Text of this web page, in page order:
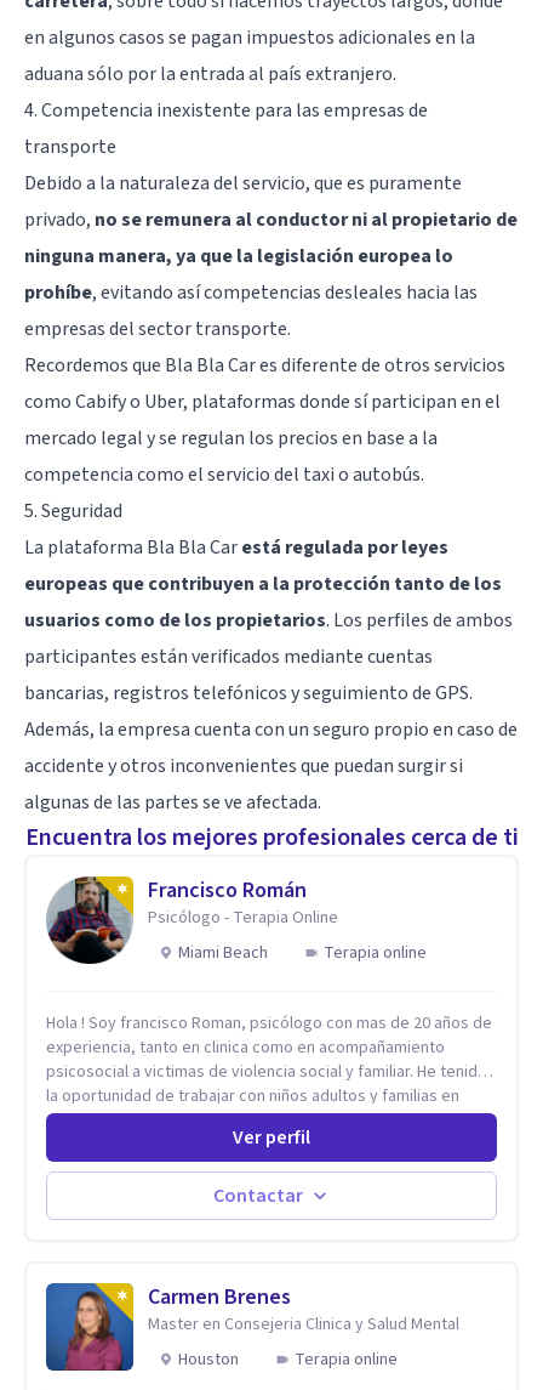
en algunos casos se pagan impuestos adicionales en la
aduana sólo por la entrada al país extranjero.
4. Competencia inexistente para las empresas de
transporte
Debido a la naturaleza del servicio, que es puramente
privado, no se remunera al conductor ni al propietario de
ninguna manera, ya que la legislación europea lo
prohíbe, evitando así competencias desleales hacia las
empresas del sector transporte.
Recordemos que Bla Bla Car es diferente de otros servicios
como Cabify o Uber, plataformas donde sí participan en el
mercado legal y se regulan los precios en base a la
competencia como el servicio del taxi o autobús.
5. Seguridad
La plataforma Bla Bla Carestá regulada por leyes
europeas que contribuyen a la protección tanto de los
usuarios como de los propietarios. Los perfiles de ambos
participantes están verificados mediante cuentas
bancarias, registros telefónicos y seguimiento de GPS.
Además, la empresa cuenta con un seguro propio en caso de
accidente y otros inconvenientes que puedan surgir si
algunas de las partes se ve afectada.
Encuentra los mejores profesionales cerca de ti
Francisco Román
Psicólogo - Terapia Online
Miami Beach
Terapia online
Hola ! Soy francisco Roman, psicólogo con mas de 20 años de
experiencia, tanto en clinica como en acompañamiento
psicosocial a victimas de violencia social y familiar. He tenido
la oportunidad de trabajar con niños adultos y familias en
todos los espacios y esto me ha dado un una variedad de
aprendizajes que ahora pongo a tu disposicion. En la
actualidad puedo atenderte de manera presencial y/o virtual,
de lunes a sabado. el costo de cada sesión lo acordamos en
el primer contacto
Ver perfil
Contactar
Carmen Brenes
Master en Consejeria Clinica y Salud Mental
Houston
Terapia online